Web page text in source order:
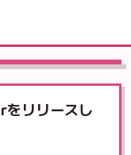
産
をリリースし